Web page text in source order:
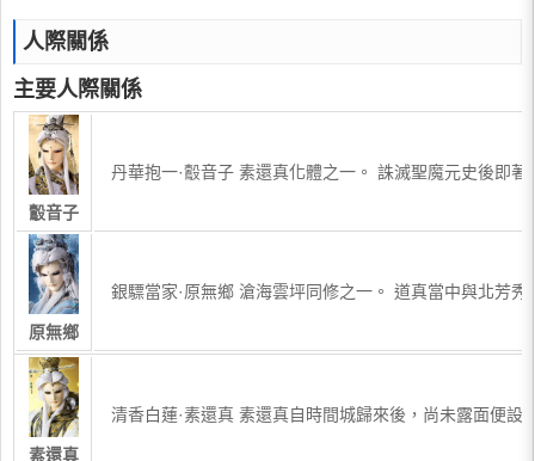
人際關係
主要人際關係
鷇音子
丹華抱一·鷇音子 素還真化體之一。 誅滅聖魔元史後即
原無鄉
銀驃當家·原無鄉 滄海雲坪同修之一。 道真當中與北芳
素還真
清香白蓮·素還真 素還真自時間城歸來後，尚未露面便